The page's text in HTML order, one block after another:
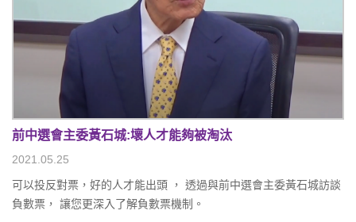
前中選會主委黃石城:壞人才能夠被淘汰
2021.05.25
可以投反對票，好的人才能出頭 ， 透過與前中選會主委黃石城訪談
負數票， 讓您更深入了解負數票機制。